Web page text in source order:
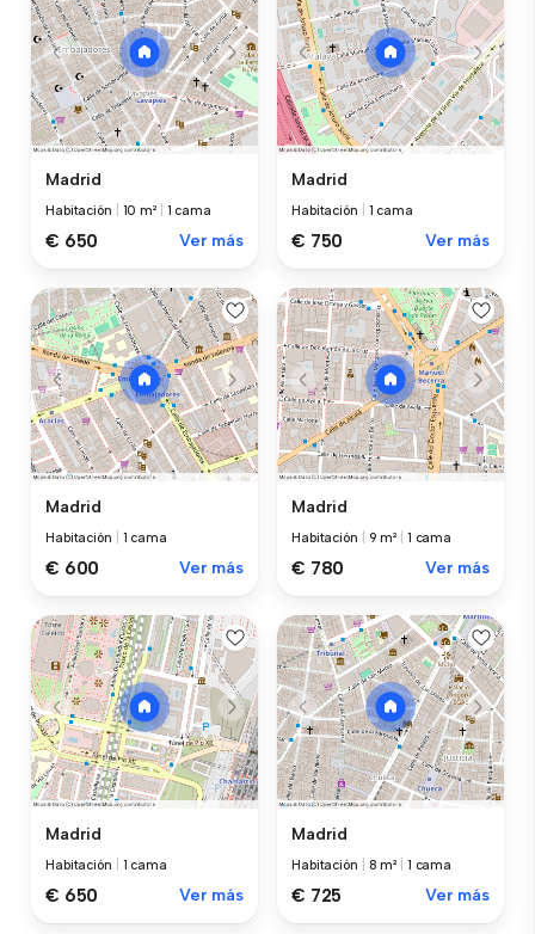
Madrid
Habitación 10 m² 1 cama
€ 650 Ver más
Madrid
Habitación 1 cama
€ 750 Ver más
Madrid
Habitación 1 cama
€ 600 Ver más
Madrid
Habitación 9 m² 1 cama
€ 780 Ver más
Madrid
Habitación 1 cama
€ 650 Ver más
Madrid
Habitación 8 m² 1 cama
€ 725 Ver más